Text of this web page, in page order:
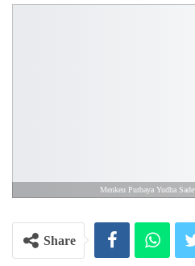
Menkeu Purbaya Yudha
Share